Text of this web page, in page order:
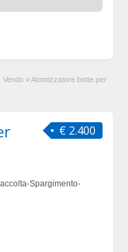
Vendo » Atomizzatore botte per
€ 2.400
Spargimento-